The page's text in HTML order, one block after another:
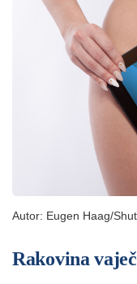
Autor: Eugen Haag/
Rakovina